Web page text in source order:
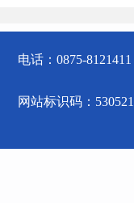
电话：0875-8121411
网站标识码：